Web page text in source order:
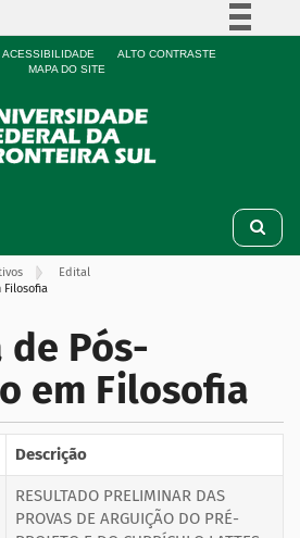
Simplifique!
Participe
Acesso à informação
ACESSIBILIDADE
ALTO CONTRASTE
MAPA DO SITE
Edital
Filosofia
de Pós-
em Filosofia
Descrição
RESULTADO PRELIMINAR DAS
PROVAS DE ARGUIÇÃO DO PRÉ-